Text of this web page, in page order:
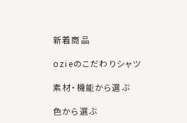
新着商品
ozieのこだわりシャツ
素材・機能から選ぶ
色から選ぶ